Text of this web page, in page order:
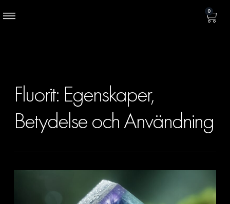
0
Fluorit: Egenskaper,
Betydelse och Användning